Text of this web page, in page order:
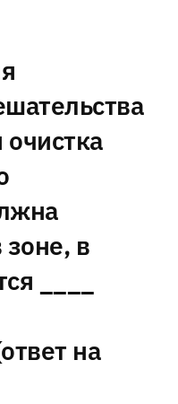
зоне, в
____
на